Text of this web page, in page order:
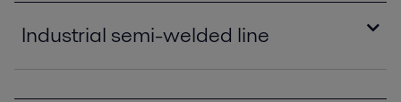
Industrial semi-welded line